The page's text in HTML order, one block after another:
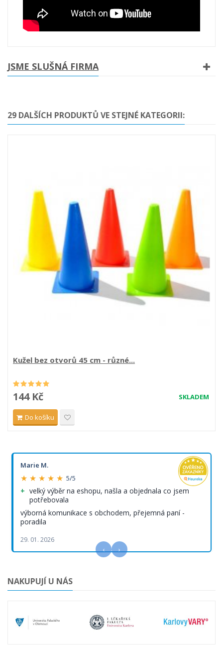
JSME SLUŠNÁ FIRMA
29 DALŠÍCH PRODUKTŮ VE STEJNÉ KATEGORII:
Kužel bez otvorů 45 cm - různé...
SKLADEM
144 Kč
Do košíku
Marie M.
★ ★ ★ ★ ★ 5/5
velký výběr na eshopu, našla a objednala co jsem
potřebovala
výborná komunikace s obchodem, přejemná paní -
poradila
29. 01. 2026
‹ ›
NAKUPUJÍ U NÁS